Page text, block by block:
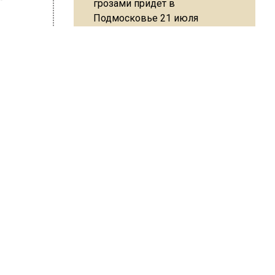
грозами придет в
Подмосковье 21 июля